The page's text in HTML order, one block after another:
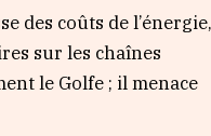
des coûts de
sur les chaînes
le Golfe ; il menace